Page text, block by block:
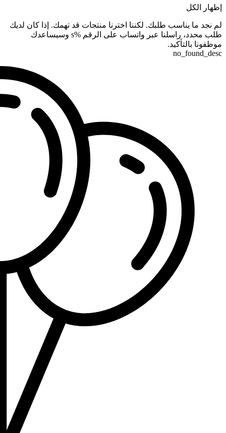
إظهار الكل
لم نجد ما يناسب طلبك. لكننا اخترنا منتجات قد تهمك. إذا كان لديك
طلب محدد، راسلنا عبر واتساب على الرقم %s وسيساعدك
موظفونا بالتأكيد.
no_found_desc